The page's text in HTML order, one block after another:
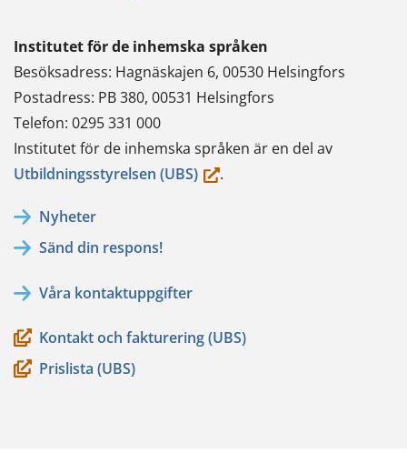
Institutet för de inhemska språken
Besöksadress: Hagnäskajen 6, 00530 Helsingfors
Postadress: PB 380, 00531 Helsingfors
Telefon: 0295 331 000
Institutet för de inhemska språken är en del av
Utbildningsstyrelsen (UBS)(du.
Nyheter
Sänd din respons!
Våra kontaktuppgifter
Kontakt och fakturering (UBS)
Prislista (UBS)